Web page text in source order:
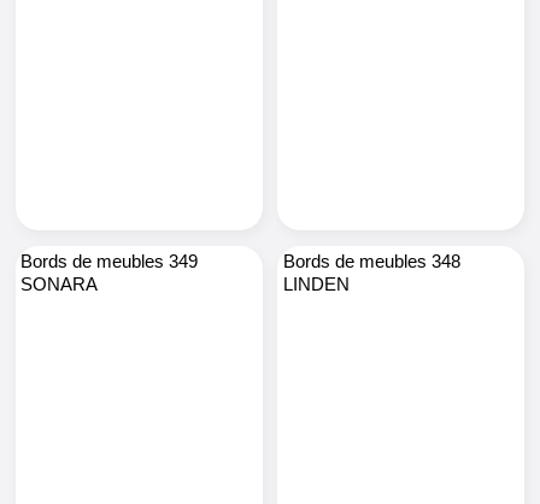
Bords de meubles 349
SONARA
Bords de meubles 348
LINDEN